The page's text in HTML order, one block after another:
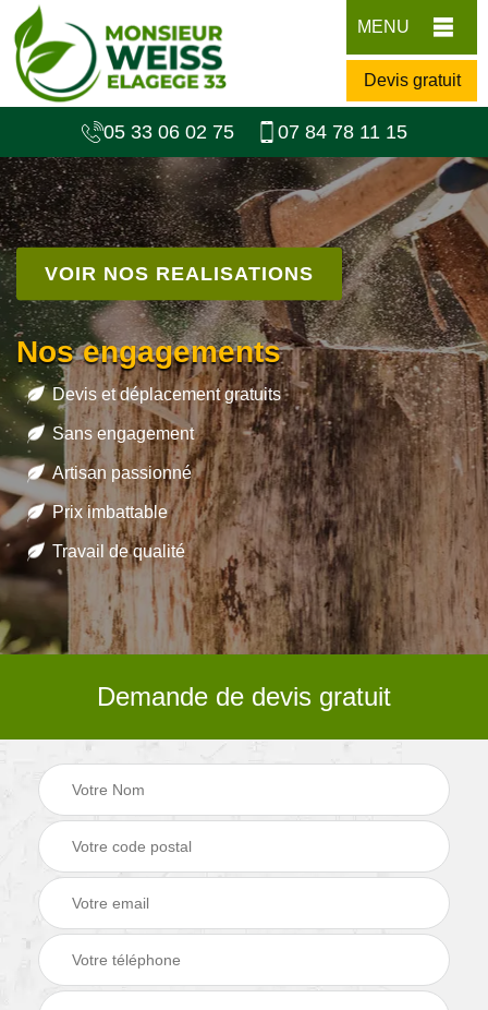
MENU
Devis gratuit
05 33 06 02 75 07 84 78 11 15
VOIR NOS REALISATIONS
Nos engagements
Devis et déplacement gratuits
Sans engagement
Artisan passionné
Prix imbattable
Travail de qualité
Demande de devis gratuit